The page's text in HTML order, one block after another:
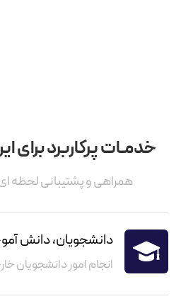
خدمـات پرکاربرد برای
همراهی و پشتیبانی لحظه
دانشجویان، دانش
انجام امور دانشجویان